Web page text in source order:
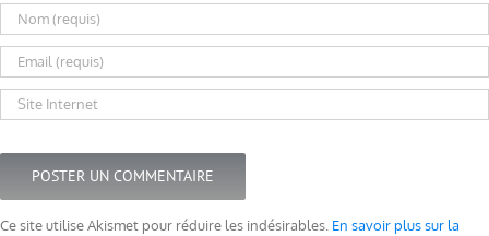
Ce site utilise Akismet pour réduire les indésirables. En savoir plus sur la